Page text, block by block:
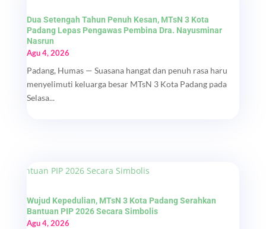
Dua Setengah Tahun Penuh Kesan, MTsN 3 Kota
Padang Lepas Pengawas Pembina Dra. Nayusminar
Nasrun
Agu 4, 2026
Padang, Humas — Suasana hangat dan penuh rasa haru
menyelimuti keluarga besar MTsN 3 Kota Padang pada
Selasa...
Wujud Kepedulian, MTsN 3 Kota Padang Serahkan
Bantuan PIP 2026 Secara Simbolis
Agu 4, 2026